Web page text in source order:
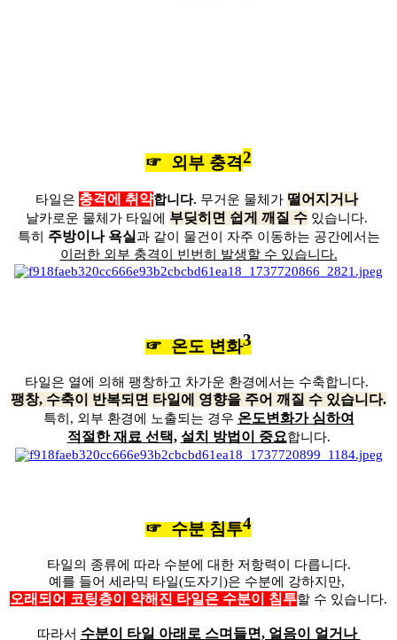
☞ 외부 충격2
타일은 충격에 취약합니다. 무거운 물체가 떨어지거나
날카로운 물체가 타일에 부딪히면 쉽게 깨질 수 있습니다.
특히 주방이나 욕실과 같이 물건이 자주 이동하는 공간에서는
이러한 외부 충격이 빈번히 발생할 수 있습니다.
☞ 온도 변화3
타일은 열에 의해 팽창하고 차가운 환경에서는 수축합니다.
팽창, 수축이 반복되면 타일에 영향을 주어 깨질 수 있습니다.
특히, 외부 환경에 노출되는 경우 온도변화가 심하여
적절한 재료 선택, 설치 방법이 중요합니다.
☞ 수분 침투4
타일의 종류에 따라 수분에 대한 저항력이 다릅니다.
예를 들어 세라믹 타일(도자기)은 수분에 강하지만,
오래되어 코팅층이 약해진 타일은 수분이 침투할 수 있습니다.
따라서 수분이 타일 아래로 스며들면, 얼음이 얼거나